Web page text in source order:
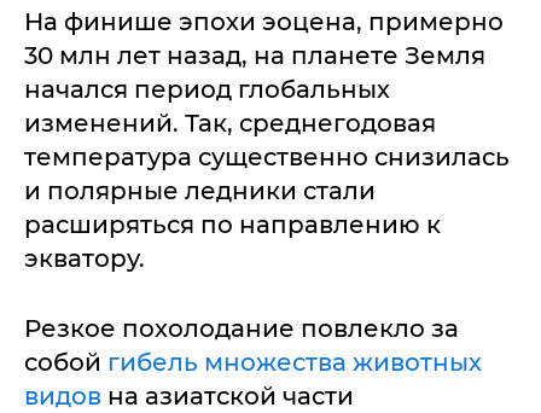
На финише эпохи эоцена, примерно
30 млн лет назад, на планете Земля
начался период глобальных
изменений. Так, среднегодовая
температура существенно снизилась
и полярные ледники стали
расширяться по направлению к
экватору.
Резкое похолодание повлекло за
собой гибель множества животных
видов на азиатской части